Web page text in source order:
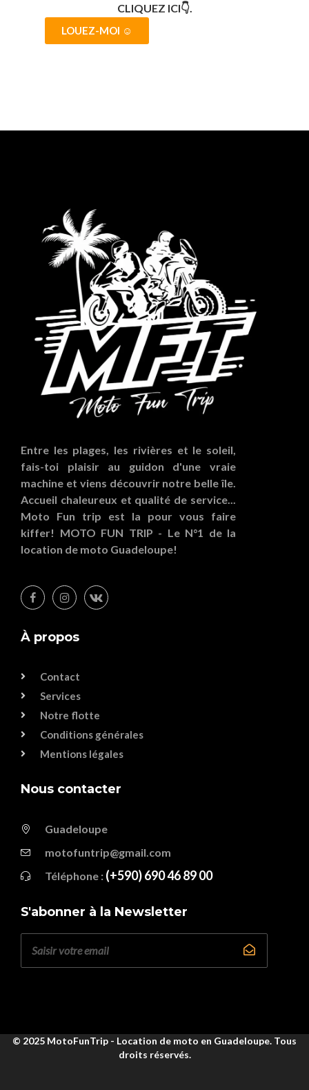
CLIQUEZ ICI👇.
LOUEZ-MOI ☺️
Entre les plages, les rivières et le soleil,
fais-toi plaisir au guidon d'une vraie
machine et viens découvrir notre belle île.
Accueil chaleureux et qualité de service...
Moto Fun trip est la pour vous faire
kiffer! MOTO FUN TRIP - Le N°1 de la
location de moto Guadeloupe!
À propos
Contact
Services
Notre flotte
Conditions générales
Mentions légales
Nous contacter
Guadeloupe
motofuntrip@gmail.com
Téléphone : (+590) 690 46 89 00
S'abonner à la Newsletter
© 2025 MotoFunTrip - Location de moto en Guadeloupe. Tous
droits réservés.